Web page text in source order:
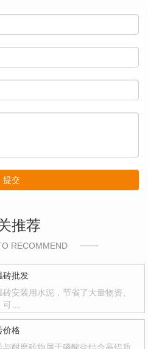
提交
推荐
RECOMMEND
砖批发
安装用水泥，节省了大量物资、
可…
价格